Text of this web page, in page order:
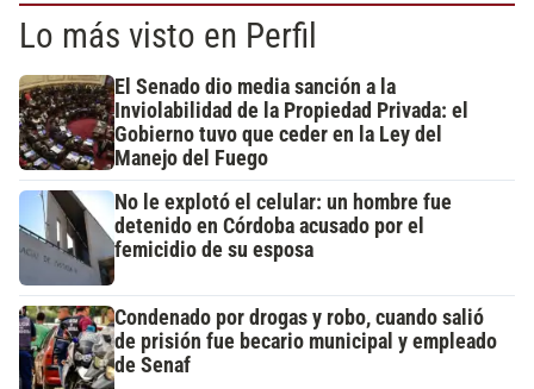
Lo más visto en Perfil
El Senado dio media sanción a la
Inviolabilidad de la Propiedad Privada: el
Gobierno tuvo que ceder en la Ley del
Manejo del Fuego
No le explotó el celular: un hombre fue
detenido en Córdoba acusado por el
femicidio de su esposa
Condenado por drogas y robo, cuando salió
de prisión fue becario municipal y empleado
de Senaf